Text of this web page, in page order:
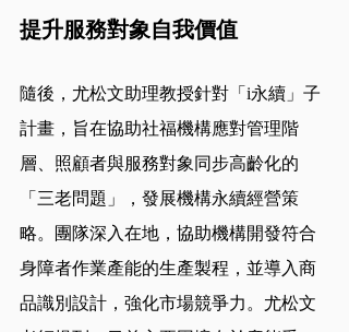
提升服務對象自我價值
隨後，尤松文助理教授針對「i永續」子
計畫，旨在協助社福機構應對管理階
層、照顧者與服務對象同步高齡化的
「三老問題」，發展機構永續經營策
略。團隊深入在地，協助機構開發符合
身障者作業產能的生產製程，並導入商
品識別設計，強化市場競爭力。尤松文